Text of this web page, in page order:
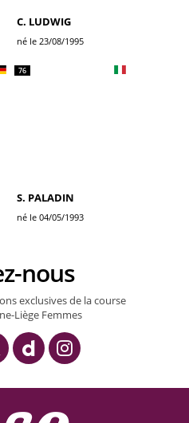
C. LUDWIG
né le 23/08/1995
76
S. PALADIN
né le 04/05/1993
nous
exclusives de la course
Liège Femmes